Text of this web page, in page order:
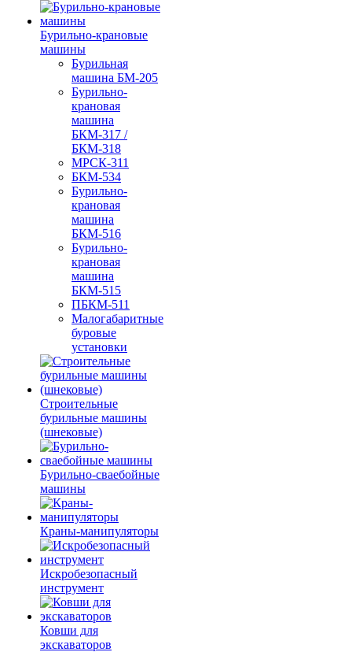
Бурильно-крановые
машины
Бурильная
машина БМ-205
Бурильно-
крановая
машина
БКМ-317 /
БКМ-318
МРСК-311
БКМ-534
Бурильно-
крановая
машина
БКМ-516
Бурильно-
крановая
машина
БКМ-515
ПБКМ-511
Малогабаритные
буровые
установки
Строительные
бурильные машины
(шнековые)
Бурильно-сваебойные
машины
Краны-манипуляторы
Искробезопасный
инструмент
Ковши для
экскаваторов